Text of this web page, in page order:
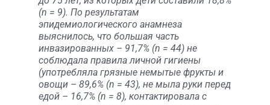
(n = 9). По результатам
эпидемиологического анамнеза
выяснилось, что большая часть
инвазированных – 91,7% (n = 44) не
соблюдала правила личной гигиены
(употребляла грязные немытые фрукты и
овощи – 89,6% (n = 43), не мыла руки перед
едой – 16,7% (n = 8), контактировала с